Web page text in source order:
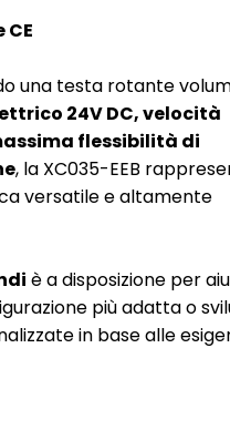
una testa rotante
24V DC, velocità
flessibilità di
, la XC035-EEB
versatile e altamente
è a disposizione per
più adatta o
in base alle